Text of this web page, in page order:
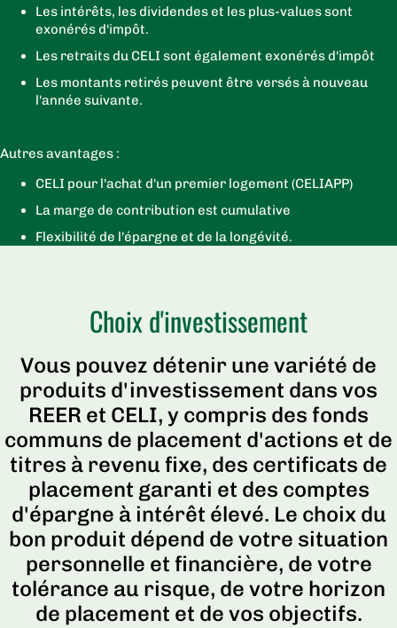
Les intérêts, les dividendes et les plus-values sont
exonérés d'impôt.
Les retraits du CELI sont également exonérés d'impôt
Les montants retirés peuvent être versés à nouveau
l'année suivante.
Autres avantages :
CELI pour l'achat d'un premier logement (CELIAPP)
La marge de contribution est cumulative
Flexibilité de l'épargne et de la longévité.
Choix d'investissement
Vous pouvez détenir une variété de
produits d'investissement dans vos
REER et CELI, y compris des fonds
communs de placement d'actions et de
titres à revenu fixe, des certificats de
placement garanti et des comptes
d'épargne à intérêt élevé. Le choix du
bon produit dépend de votre situation
personnelle et financière, de votre
tolérance au risque, de votre horizon
de placement et de vos objectifs.